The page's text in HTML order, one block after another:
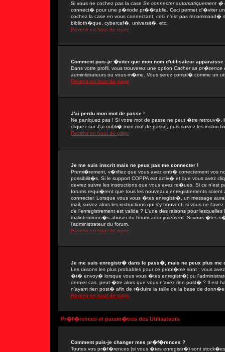
Si vous ne cochez pas la case Se connecter automatiquement �
connect� pour une p�riode pr��tablie. Ceci permet d'�viter
cochez la case en vous connectant; ceci n'est pas
biblioth�que, cybercaf�, universit�, etc.
Revenir en haut de page
Comment puis-je �viter que mon nom d'utilisateur
Dans votre profil, vous trouverez une option Cacher sa pr�sence
administrateurs ou vous-m�me. Vous serez compt� comme un
Revenir en haut de page
J'ai perdu mon mot de passe !
Ne paniquez pas ! Si votre mot de passe ne peut �tre
cliquez surJ'ai oubli� mon mot de passe , puis suivez les
Revenir en haut de page
Je me suis inscrit mais ne peux pas me connecter !
Premi�rement, v�rifiez que vous avez entr� correctement vos
possibilit�s. Si le support COPPA est activ� et que vous avez
devrez suivre les instructions que vous avez re�ues. Si ce
forums requi�rent que tous les nouveaux enregistrements
connecter. Lorsque vous vous �tes enregistr�, un message
mail, suivez alors les instructions qui s'y trouvent; si vous ne
de l'enregistrement est valide ? L'une des raisons pour
malintentionn�s abuser du forum anonymement. Si vous �tes
l'administrateur du forum.
Revenir en haut de page
Je me suis enregistr� dans le pass�, mais ne peux plus me
Les raisons les plus probables pour ce probl�me sont : vous
�t� envoy� lorsque vous vous �tes enregistr�) ou
dernier cas, peut-�tre alors que vous n'avez rien post� ? Il est
n'ayant rien post� afin de r�duire la taille de la base de
Revenir en haut de page
Pr�f�rences et param�tres des Utilisateurs
Comment puis-je changer mes pr�f�rences ?
Toutes vos pr�f�rences (si vous �tes enregistr�) sont